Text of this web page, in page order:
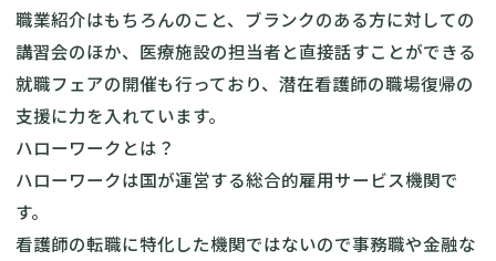
職業紹介はもちろんのこと、ブランクのある方に対しての
講習会のほか、医療施設の担当者と直接話すことができる
就職フェアの開催も行っており、潜在看護師の職場復帰の
支援に力を入れています。
ハローワークとは？
ハローワークは国が運営する総合的雇用サービス機関で
す。
看護師の転職に特化した機関ではないので事務職や金融な